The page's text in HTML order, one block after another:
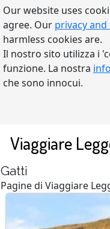
Our website uses
agree. Our privacy
harmless cookies are.
Il nostro sito utilizza i
funzione. La nostra
che sono innocui.
Viaggiare
Gatti
Pagine di Viaggiare